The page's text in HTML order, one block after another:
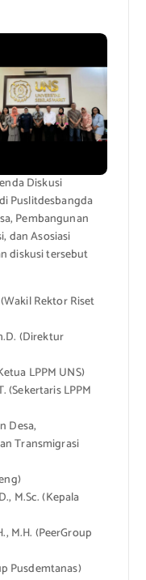
Diskusi
Puslitdesbangda
Pembangunan
dan Asosiasi
diskusi tersebut
Rektor Riset
(Direktur
LPPM UNS)
(Sekertaris LPPM
Desa,
Transmigrasi
M.Sc. (Kepala
M.H. (PeerGroup
Pusdemtanas)